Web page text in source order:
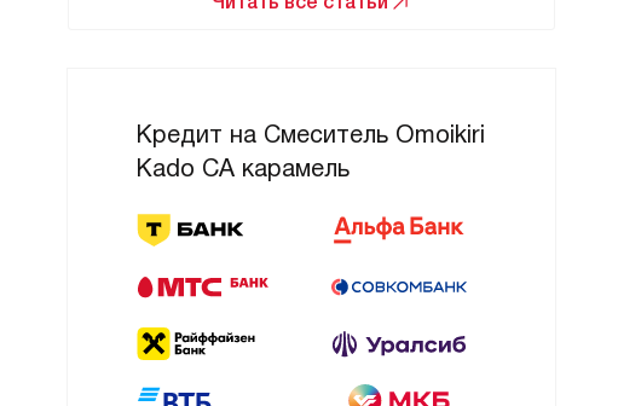
Кредит на Смеситель Omoikiri
Kado CA карамель